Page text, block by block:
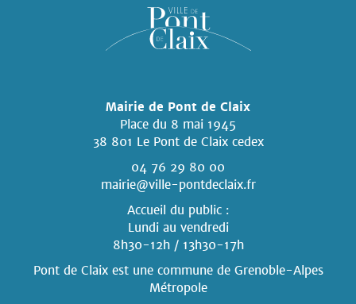
Mairie de Pont de Claix
Place du 8 mai 1945
38 801 Le Pont de Claix cedex
04 76 29 80 00
mairie@ville-pontdeclaix.fr
Accueil du public :
Lundi au vendredi
8h30-12h / 13h30-17h
Pont de Claix est une commune de Grenoble-Alpes
Métropole